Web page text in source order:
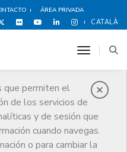
ÁREA PRIVADA
CATALÀ
que permiten el
de los servicios de
y de sesión que
cuando navegas.
o para cambiar la
toggle
2011